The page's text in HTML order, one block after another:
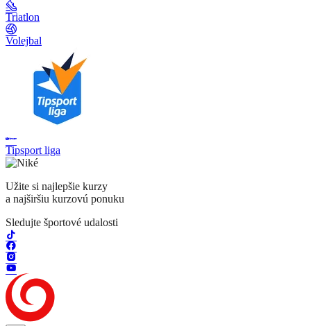
Triatlon
Volejbal
Tipsport liga
Užite si najlepšie kurzy
a najširšiu kurzovú ponuku
Sledujte športové udalosti